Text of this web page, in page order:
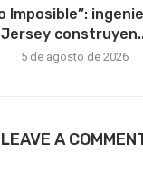
Imposible”:
Jersey
5 de agosto de 2026
LEAVE A